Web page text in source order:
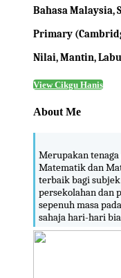
Bahasa Malaysia,
Primary
Nilai, Mantin, Labu
View Cikgu Hanis
About Me
Merupakan
Matematik dan
terbaik bagi
persekolahan dan
sepenuh masa
sahaja hari-hari